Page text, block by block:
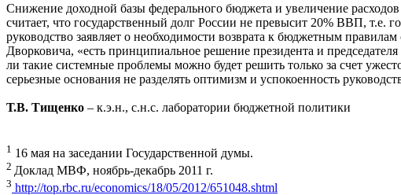
Снижение доходной базы федерального бюджета и увеличение
считает, что государственный долг России не превысит 20% ВВП, т.е.
руководство заявляет о необходимости возврата к бюджетным
Дворковича, «есть принципиальное решение президента и
ли такие системные проблемы можно будет решить только за счет
серьезные основания не разделять оптимизм и успокоенность
Т.В. Тищенко – к.э.н., с.н.с. лаборатории бюджетной политики
1 16 мая на заседании Государственной думы.
2 Доклад МВФ, ноябрь-декабрь 2011 г.
3 http://top.rbc.ru/economics/18/05/2012/651048.shtml